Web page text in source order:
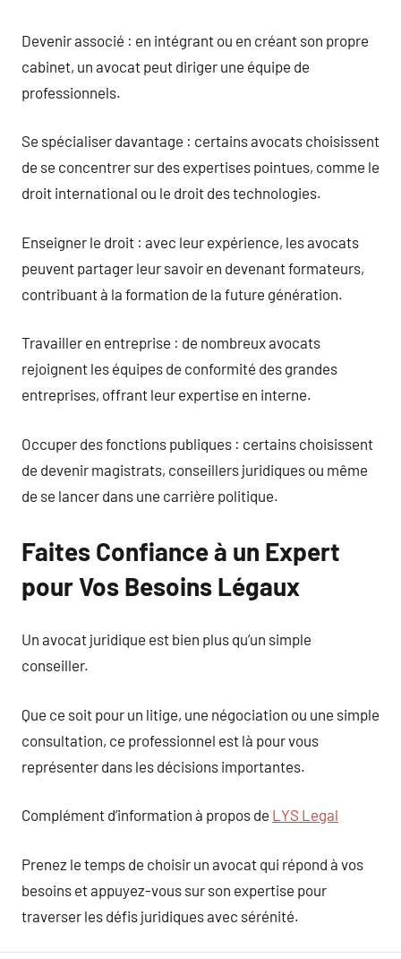
Devenir associé : en intégrant ou en créant son propre
cabinet, un avocat peut diriger une équipe de
professionnels.
Se spécialiser davantage : certains avocats choisissent
de se concentrer sur des expertises pointues, comme le
droit international ou le droit des technologies.
Enseigner le droit : avec leur expérience, les avocats
peuvent partager leur savoir en devenant formateurs,
contribuant à la formation de la future génération.
Travailler en entreprise : de nombreux avocats
rejoignent les équipes de conformité des grandes
entreprises, offrant leur expertise en interne.
Occuper des fonctions publiques : certains choisissent
de devenir magistrats, conseillers juridiques ou même
de se lancer dans une carrière politique.
Faites Confiance à un Expert
pour Vos Besoins Légaux
Un avocat juridique est bien plus qu’un simple
conseiller.
Que ce soit pour un litige, une négociation ou une simple
consultation, ce professionnel est là pour vous
représenter dans les décisions importantes.
Complément d’information à propos de LYS Legal
Prenez le temps de choisir un avocat qui répond à vos
besoins et appuyez-vous sur son expertise pour
traverser les défis juridiques avec sérénité.